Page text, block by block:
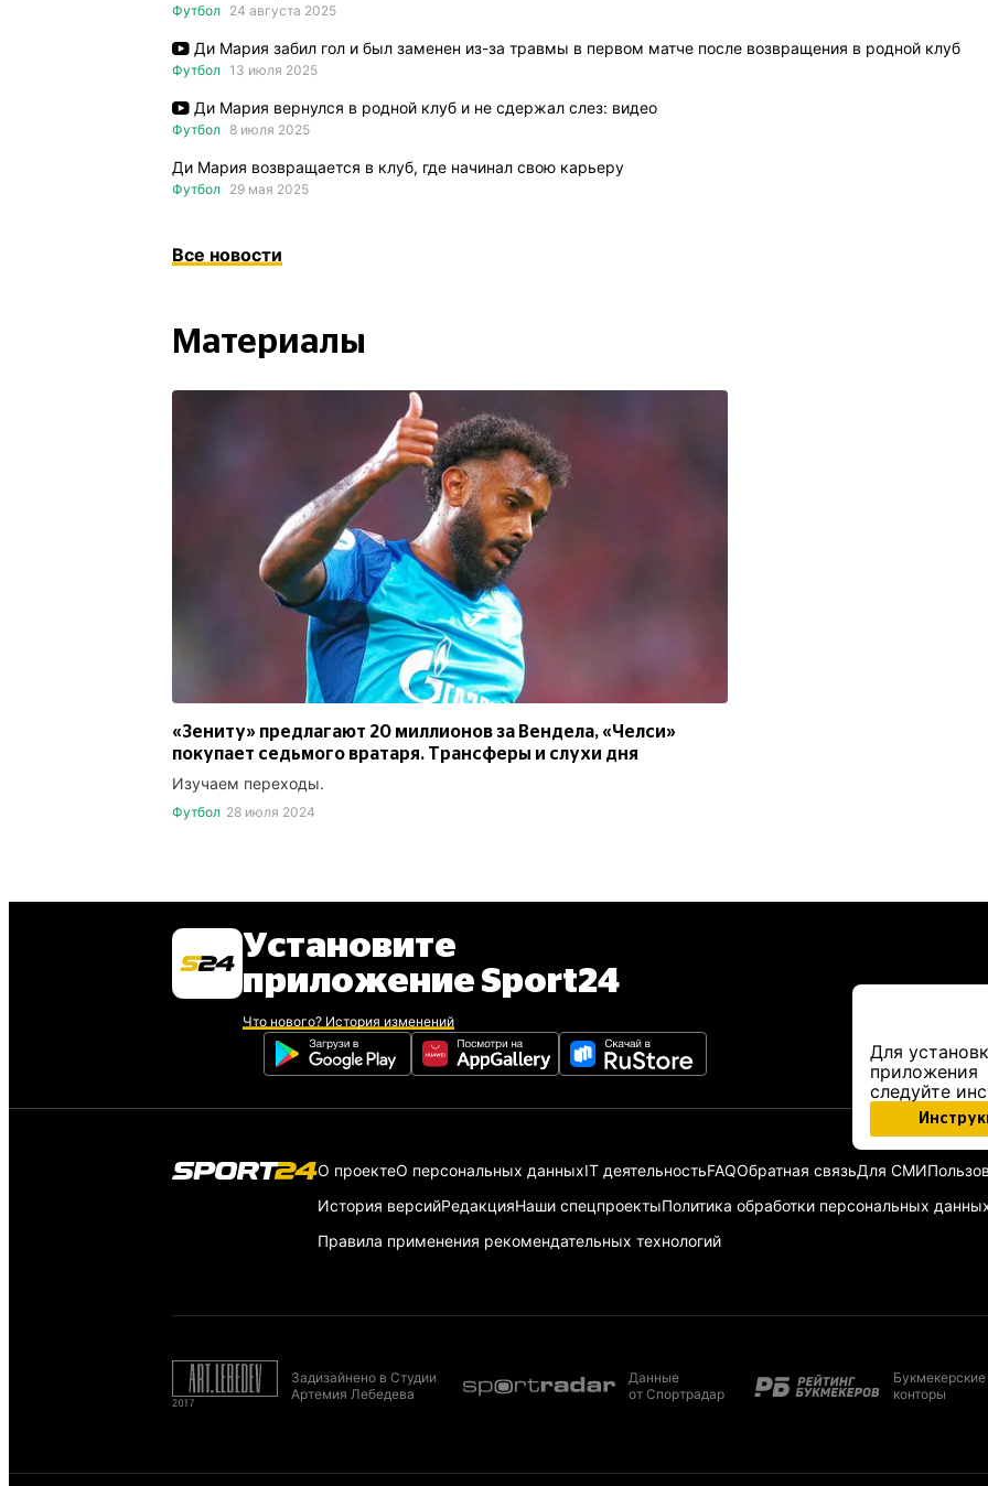
Футбол 24 августа 2025
Ди Мария забил гол и был заменен из-за травмы в первом матче после возвращения в родной клуб
Футбол 13 июля 2025
Ди Мария вернулся в родной клуб и не сдержал слез: видео
Футбол 8 июля 2025
Ди Мария возвращается в клуб, где начинал свою карьеру
Футбол 29 мая 2025
Все новости
Материалы
«Зениту» предлагают 20 миллионов за Вендела, «Челси»
покупает седьмого вратаря. Трансферы и слухи дня
Изучаем переходы.
Футбол 28 июля 2024
Установите
приложение Sport24
Что нового? История изменений
Для
приложения
следуйте
О проектеО персональных данныхIT деятельностьFAQОбратная связьДля СМИ
История версийРедакцияНаши спецпроектыПолитика обработки персональных
Правила применения рекомендательных технологий
Задизайнено в Студии
Артемия Лебедева
Данные
от Спортрадар
Букмекерские
конторы